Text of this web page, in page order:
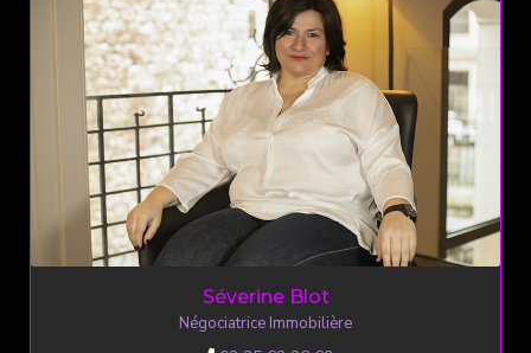
Séverine Blot
Négociatrice Immobilière